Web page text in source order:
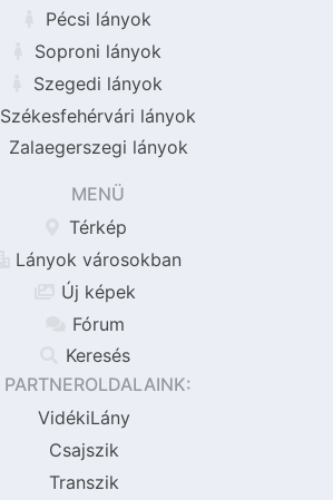
Pécsi lányok
Soproni lányok
Szegedi lányok
Székesfehérvári lányok
Zalaegerszegi lányok
MENÜ
Térkép
Lányok városokban
Új képek
Fórum
Keresés
PARTNEROLDALAINK:
VidékiLány
Csajszik
Transzik